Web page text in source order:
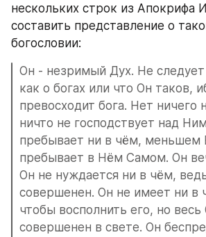
нескольких строк из Апокрифа
составить представление о
богословии:
Он - незримый Дух. Не
как о богах или что Он таков,
превосходит бога. Нет ничего
ничто не господствует над
пребывает ни в чём, меньшем
пребывает в Нём Самом. Он
Он не нуждается ни в чём,
совершенен. Он не имеет ни в
чтобы восполнить его, но весь
совершенен в свете. Он